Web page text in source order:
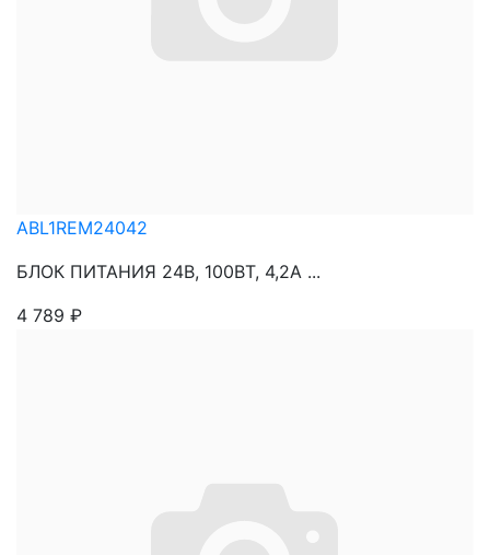
ABL1REM24042
БЛОК ПИТАНИЯ 24В, 100ВТ, 4,2А ...
4 789 ₽